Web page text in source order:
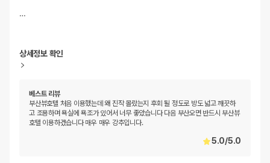
…
상세정보 확인
베스트 리뷰
부산뷰호텔 처음 이용했는데 왜 진작 몰랐는지 후회 될 정도로 방도 넓고 깨끗하
고 조용하며 욕실에 욕조가 있어서 너무 좋았습니다 다음 부산오면 반드시 부산뷰
호텔 이용하겠습니다 매우 매우 강추입니다.
5.0/5.0